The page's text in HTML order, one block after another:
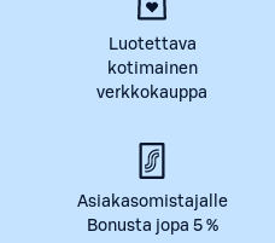
Luotettava
kotimainen
verkkokauppa
Asiakasomistajalle
Bonusta jopa 5 %